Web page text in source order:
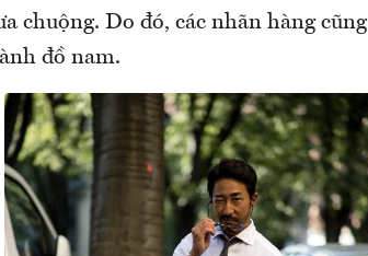
chuộng. Do đó, các nhãn hàng cũng
đồ nam.